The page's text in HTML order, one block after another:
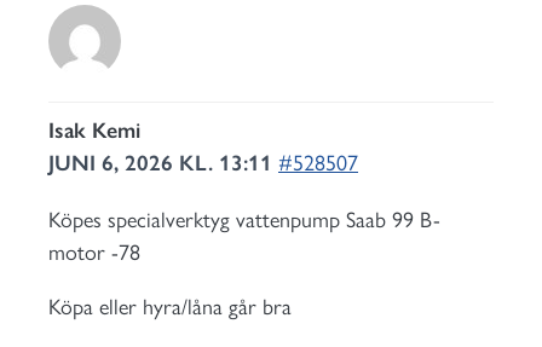
Isak Kemi
JUNI 6, 2026 KL. 13:11 #528507
Köpes specialverktyg vattenpump Saab 99 B-
motor -78
Köpa eller hyra/låna går bra